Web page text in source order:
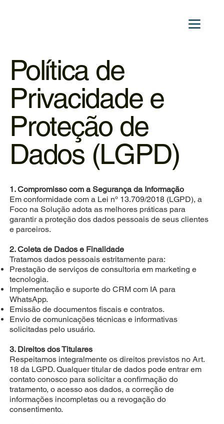
Política de
Privacidade e
Proteção de
Dados (LGPD)
1. Compromisso com a Segurança da Informação
Em conformidade com a Lei nº 13.709/2018 (LGPD), a
Foco na Solução adota as melhores práticas para
garantir a proteção dos dados pessoais de seus clientes
e parceiros.
2. Coleta de Dados e Finalidade
Tratamos dados pessoais estritamente para:
Prestação de serviços de consultoria em marketing e
tecnologia.
Implementação e suporte do CRM com IA para
WhatsApp.
Emissão de documentos fiscais e contratos.
Envio de comunicações técnicas e informativas
solicitadas pelo usuário.
3. Direitos dos Titulares
Respeitamos integralmente os direitos previstos no Art.
18 da LGPD. Qualquer titular de dados pode entrar em
contato conosco para solicitar a confirmação do
tratamento, o acesso aos dados, a correção de
informações incompletas ou a revogação do
consentimento.